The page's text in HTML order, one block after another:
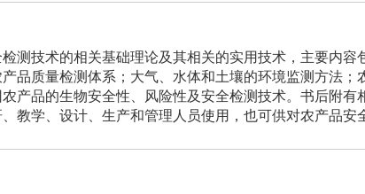
测技术的相关基础理论及其相关的实用技术，主要内
品质量检测体系；大气、水体和土壤的环境监测方法
产品的生物安全性、风险性及安全检测技术。书后附
教学、设计、生产和管理人员使用，也可供对农产品安